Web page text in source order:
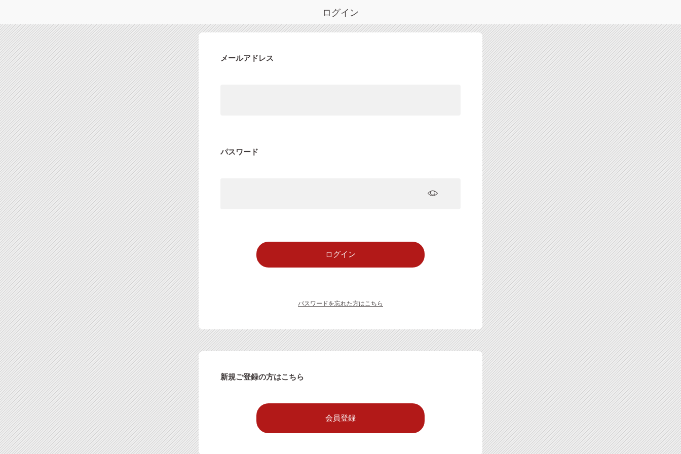
ログイン
メールアドレス
パスワード
パスワードを忘れた方はこちら
新規ご登録の方はこちら
会員登録